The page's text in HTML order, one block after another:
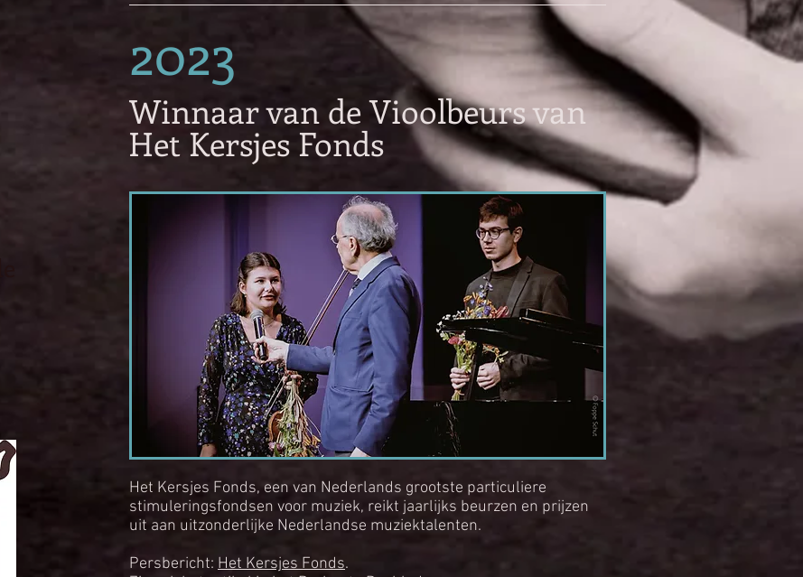
2023
Winnaar van de Vioolbeurs van
Het Kersjes Fonds
Het Kersjes Fonds, een van Nederlands grootste particuliere
stimuleringsfondsen voor muziek, reikt jaarlijks beurzen en prijzen
uit aan uitzonderlijke Nederlandse muziektalenten.
Persbericht: Het Kersjes Fonds.